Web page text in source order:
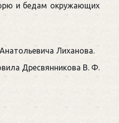
и бедам окружающих
Лиханова.
Дресвянникова В. Ф.